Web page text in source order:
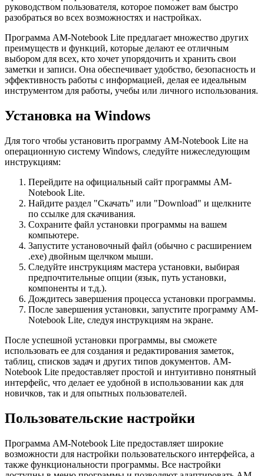
руководством пользователя, которое поможет вам быстро
разобраться во всех возможностях и настройках.
Программа AM-Notebook Lite предлагает множество других
преимуществ и функций, которые делают ее отличным
выбором для всех, кто хочет упорядочить и хранить свои
заметки и записи. Она обеспечивает удобство, безопасность и
эффективность работы с информацией, делая ее идеальным
инструментом для работы, учебы или личного использования.
Установка на Windows
Для того чтобы установить программу AM-Notebook Lite на
операционную систему Windows, следуйте нижеследующим
инструкциям:
Перейдите на официальный сайт программы AM-
Notebook Lite.
Найдите раздел "Скачать" или "Download" и щелкните
по ссылке для скачивания.
Сохраните файл установки программы на вашем
компьютере.
Запустите установочный файл (обычно с расширением
.exe) двойным щелчком мыши.
Следуйте инструкциям мастера установки, выбирая
предпочтительные опции (язык, путь установки,
компоненты и т.д.).
Дождитесь завершения процесса установки программы.
После завершения установки, запустите программу AM-
Notebook Lite, следуя инструкциям на экране.
После успешной установки программы, вы сможете
использовать ее для создания и редактирования заметок,
таблиц, списков задач и других типов документов. AM-
Notebook Lite предоставляет простой и интуитивно понятный
интерфейс, что делает ее удобной в использовании как для
новичков, так и для опытных пользователей.
Пользовательские настройки
Программа AM-Notebook Lite предоставляет широкие
возможности для настройки пользовательского интерфейса, а
также функциональности программы. Все настройки